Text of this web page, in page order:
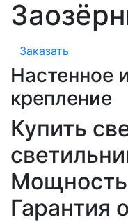
Заказать
Настенное
крепление
Купить
Гарантия